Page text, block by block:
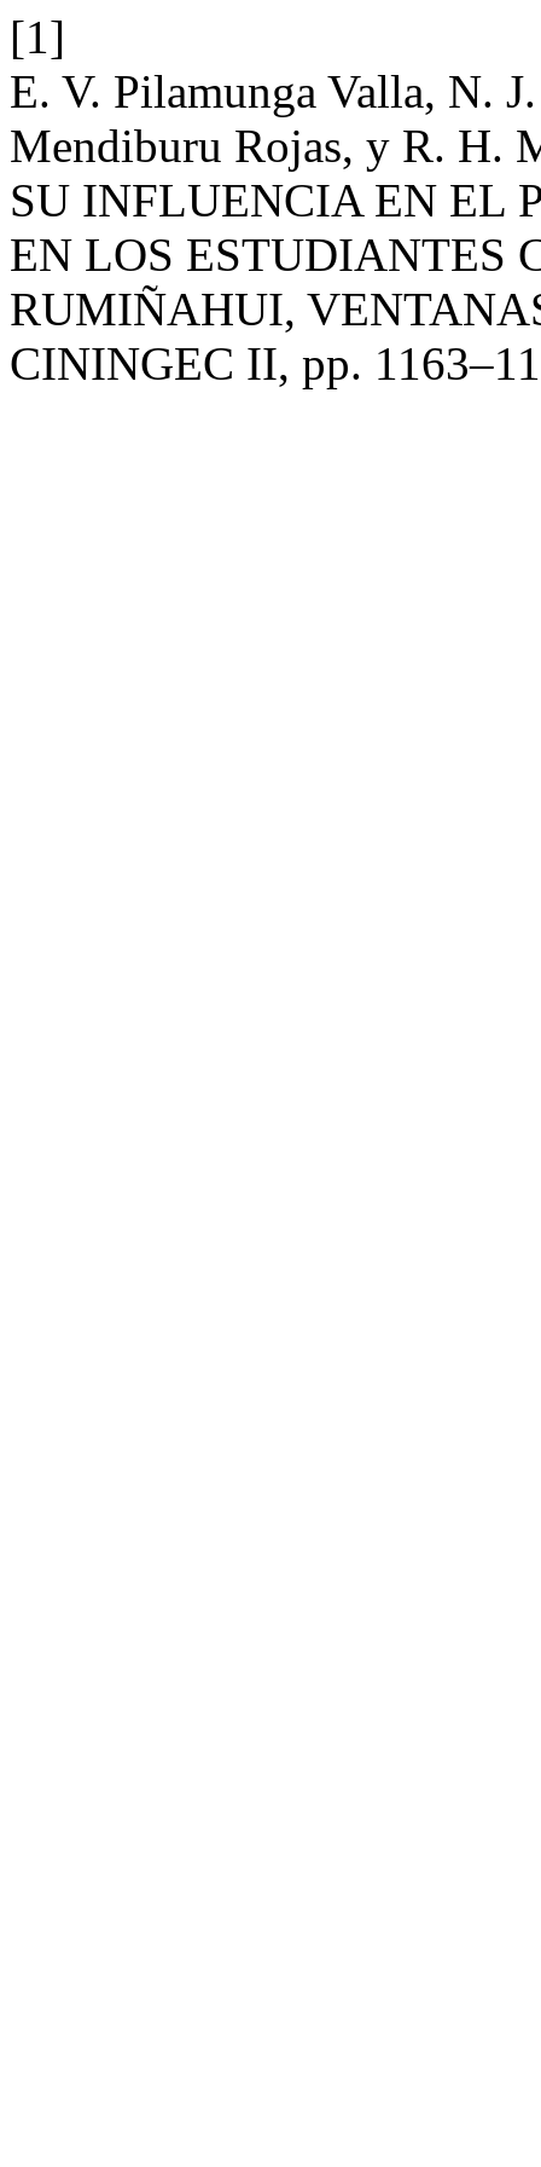
[1]
E. V. Pilamunga Valla, N.
Mendiburu Rojas, y R. H.
SU INFLUENCIA EN EL
EN LOS ESTUDIANTES
RUMIÑAHUI,
CININGEC II, pp.